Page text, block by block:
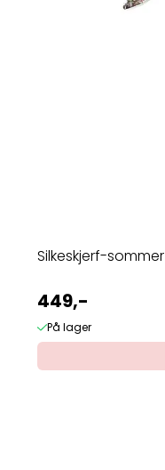
Silkeskjerf-sommer
449,-
På lager